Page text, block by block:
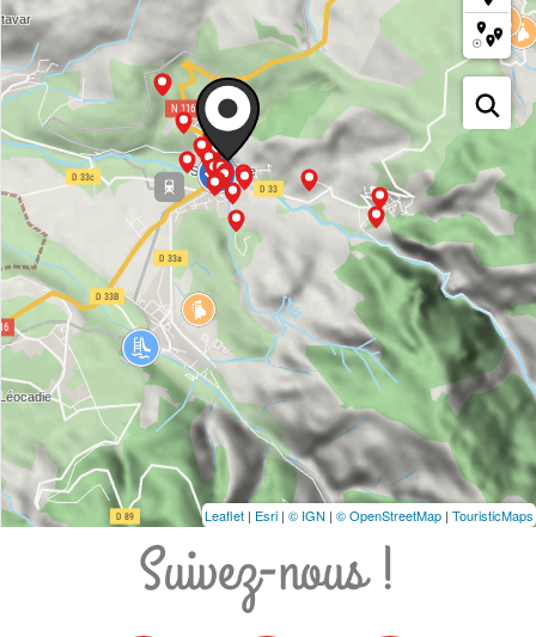
Leaflet | Esri | © IGN | © OpenStreetMap | TouristicMaps
Suivez-nous !